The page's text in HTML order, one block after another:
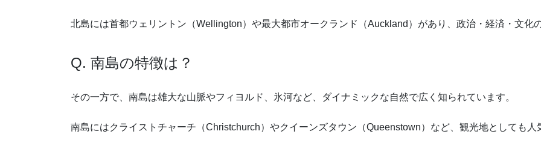
北島には首都ウェリントン（Wellington）や最大都市オークランド（Auckland）があり、政治・経済・文化
Q. 南島の特徴は？
その一方で、南島は雄大な山脈やフィヨルド、氷河など、ダイナミックな自然で広く知られています。
南島にはクライストチャーチ（Christchurch）やクイーンズタウン（Queenstown）など、観光地としても